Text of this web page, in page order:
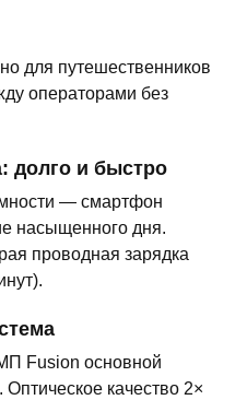
для путешественников
операторами без
долго и быстро
— смартфон
насыщенного дня.
проводная зарядка
Fusion основной
качество 2×